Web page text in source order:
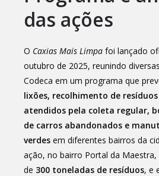
das ações
O Caxias Mais Limpa foi lançado
outubro de 2025, reunindo
Codeca em um programa que
lixões, recolhimento de
atendidos pela coleta regular,
de carros abandonados e
verdes em diferentes bairros da
ação, no bairro Portal da
de 300 toneladas de resíduos, e